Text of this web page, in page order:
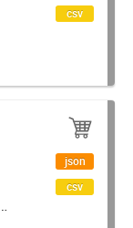
csv
json
csv